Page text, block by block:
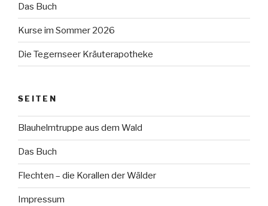
Das Buch
Kurse im Sommer 2026
Die Tegernseer Kräuterapotheke
SEITEN
Blauhelmtruppe aus dem Wald
Das Buch
Flechten – die Korallen der Wälder
Impressum